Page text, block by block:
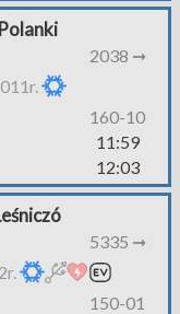
2038 ➞
160-10
11:59
12:03
5335 ➞
150-01